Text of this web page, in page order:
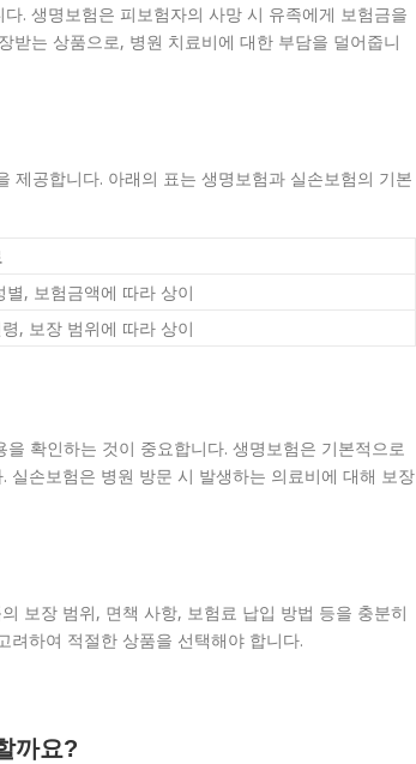
. 생명보험은 피보험자의 사망 시 유족에게 보험금을
받는 상품으로, 병원 치료비에 대한 부담을 덜어줍니
제공합니다. 아래의 표는 생명보험과 실손보험의 기본
별, 보험금액에 따라 상이
, 보장 범위에 따라 상이
확인하는 것이 중요합니다. 생명보험은 기본적으로
손보험은 병원 방문 시 발생하는 의료비에 대해 보장
보장 범위, 면책 사항, 보험료 납입 방법 등을 충분히
려하여 적절한 상품을 선택해야 합니다.
까요?